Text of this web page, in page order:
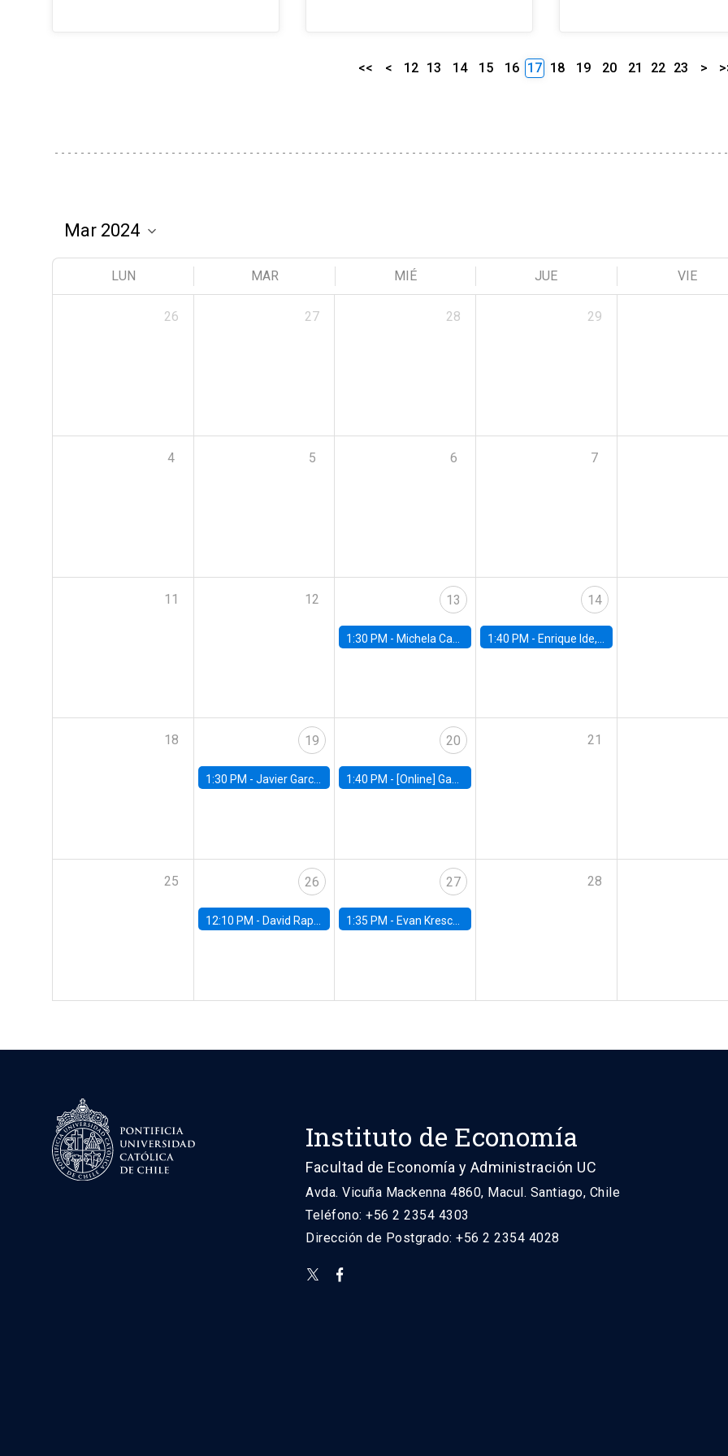
<< < 12 13 14 15 16 17 18 19 20 21 22 23 >
LUN MAR MIÉ JUE VIE
26 27 28 29
4 5 6 7
11 12 13
1:30 PM - Michela Carlana, Harvard Kennedy School
14
1:40 PM - Enrique Ide, IESE
18 19
1:30 PM - Javier Garcia Cicco, Universidad de San Andres
20
1:40 PM - [Online] Gabriel Englander, World Bank
21
25 26
12:10 PM - David Rappoport, FED Board
27
1:35 PM - Evan Kresch, Oberlin College
28
Instituto de Economía
Facultad de Economía y Administración UC
Avda. Vicuña Mackenna 4860, Macul. Santiago, Chile
Teléfono: +56 2 2354 4303
Dirección de Postgrado: +56 2 2354 4028